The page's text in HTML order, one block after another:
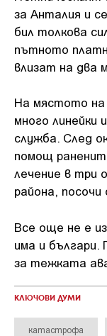
за Анталия и
бил толкова
пътното
влизат на два
На мястото
много линейки
служба. След
помощ
лечение в три
района,
Все още не е
има и българи.
за тежката
КЛЮЧОВИ ДУМИ
катастрофа